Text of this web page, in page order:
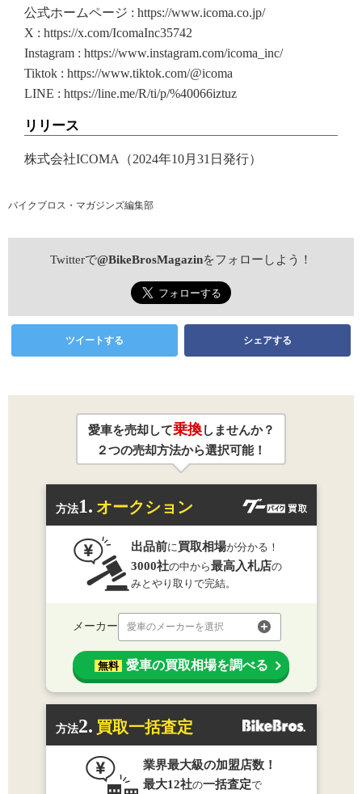
公式ホームページ : https://www.icoma.co.jp/
X : https://x.com/IcomaInc35742
Instagram : https://www.instagram.com/icoma_inc/
Tiktok : https://www.tiktok.com/@icoma
LINE : https://line.me/R/ti/p/%40066iztuz
リリース
株式会社ICOMA（2024年10月31日発行）
バイクブロス・マガジンズ編集部
Twitterで@BikeBrosMagazinをフォローしよう！
ツイートする シェアする
愛車を売却して乗換しませんか？
２つの売却方法から選択可能！
方法1. オークション
出品前に 買取相場が分かる！
3000社の中から最高入札店の
みとやり取りで完結。
メーカー 愛車のメーカーを選択
無料 愛車の買取相場を調べる
方法2. 買取一括査定
業界最大級の加盟店数！
最大12社の一括査定で